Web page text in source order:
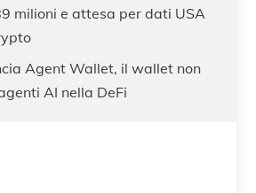
milioni e attesa per dati USA
Agent Wallet, il wallet non
AI nella DeFi